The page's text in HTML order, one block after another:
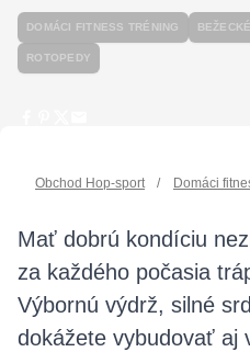
DOMÁCI FITNESS TRÉNING
ROTOPEDY
Obchod Hop-sport / Domáci
Mať dobrú kondíciu
za každého počasia
Výbornú výdrž, silné
dokážete vybudovať aj